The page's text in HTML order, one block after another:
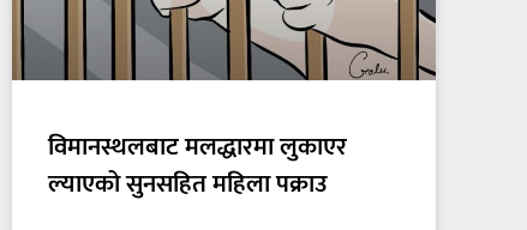
विमानस्थलबाट मलद्धारमा लुकाएर
ल्याएको सुनसहित महिला पक्राउ